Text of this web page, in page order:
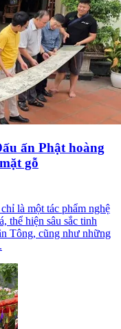
ấn Phật hoàng
gỗ
là một tác phẩm nghệ
thể hiện sâu sắc tinh
Tông, cũng như những